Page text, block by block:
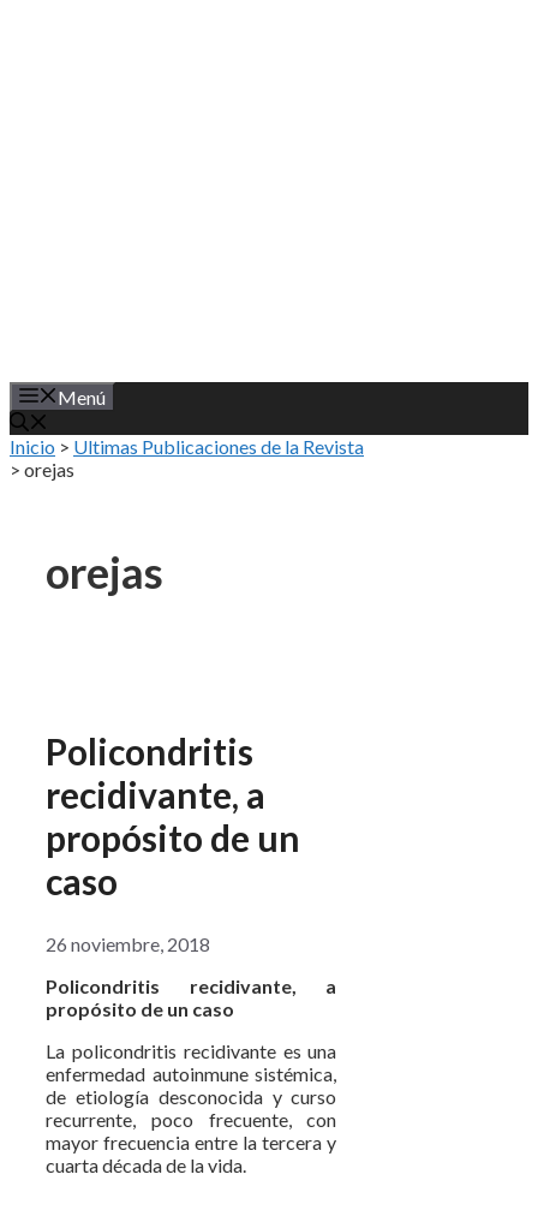
Menú
Inicio > Ultimas Publicaciones de la Revista
> orejas
orejas
Policondritis
recidivante, a
propósito de un
caso
26 noviembre, 2018
Policondritis recidivante, a
propósito de un caso
La policondritis recidivante es una
enfermedad autoinmune sistémica,
de etiología desconocida y curso
recurrente, poco frecuente, con
mayor frecuencia entre la tercera y
cuarta década de la vida.